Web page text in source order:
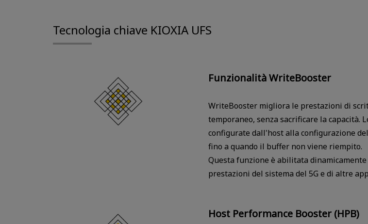
Tecnologia chiave KIOXIA UFS
Funzionalità WriteBooster
WriteBooster migliora le prestazioni di
temporaneo, senza sacrificare la capacità.
configurate dall'host alla configurazione
fino a quando il buffer non viene riempito.
Questa funzione è abilitata
prestazioni del sistema del 5G e di altre
Host Performance Booster (HPB)